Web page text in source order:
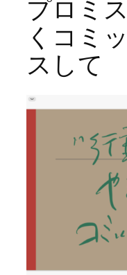
プロミ
くコミ
スして